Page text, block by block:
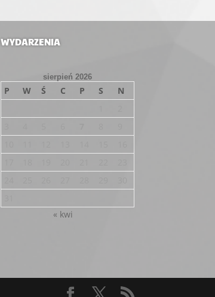
WYDARZENIA
sierpień 2026
P W Ś C P S
N
« kwi